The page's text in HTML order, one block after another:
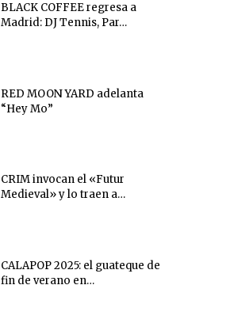
BLACK COFFEE regresa a
Madrid: DJ Tennis, Par…
RED MOON YARD adelanta
“Hey Mo”
CRIM invocan el «Futur
Medieval» y lo traen a…
CALAPOP 2025: el guateque de
fin de verano en…